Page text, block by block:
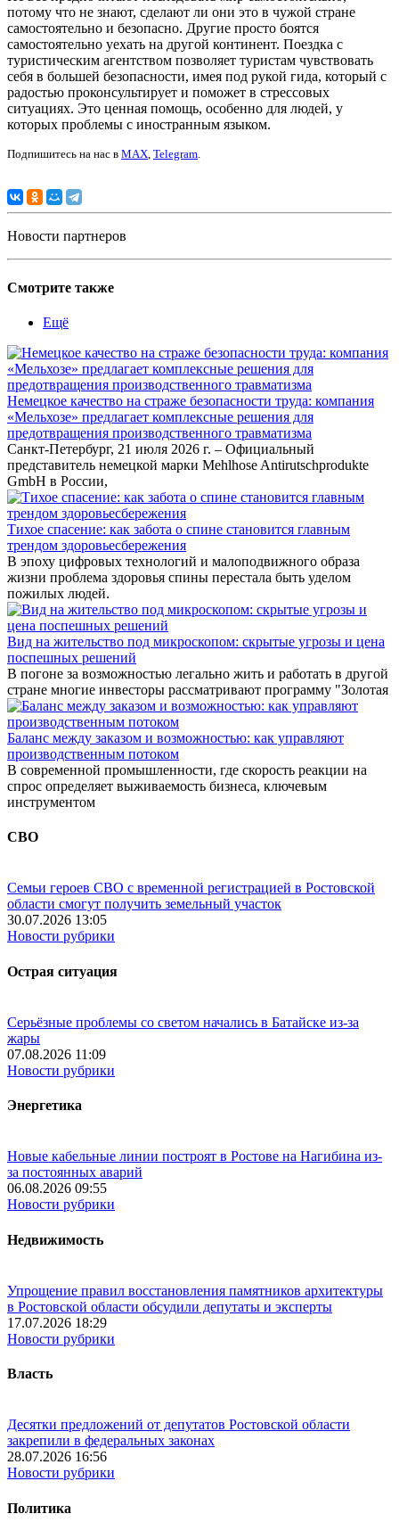
потому что не знают, сделают ли они это в чужой стране
самостоятельно и безопасно. Другие просто боятся
самостоятельно уехать на другой континент. Поездка с
туристическим агентством позволяет туристам чувствовать
себя в большей безопасности, имея под рукой гида, который с
радостью проконсультирует и поможет в стрессовых
ситуациях. Это ценная помощь, особенно для людей, у
которых проблемы с иностранным языком.
Подпишитесь на нас в MAX, Telegram.
Новости партнеров
Смотрите также
Ещё
Немецкое качество на страже безопасности труда: компания
«Мельхозе» предлагает комплексные решения для
предотвращения производственного травматизма
Санкт-Петербург, 21 июля 2026 г. – Официальный
представитель немецкой марки Mehlhose Antirutschprodukte
GmbH в России,
Тихое спасение: как забота о спине становится главным
трендом здоровьесбережения
В эпоху цифровых технологий и малоподвижного образа
жизни проблема здоровья спины перестала быть уделом
пожилых людей.
Вид на жительство под микроскопом: скрытые угрозы и цена
поспешных решений
В погоне за возможностью легально жить и работать в другой
стране многие инвесторы рассматривают программу "Золотая
Баланс между заказом и возможностью: как управляют
производственным потоком
В современной промышленности, где скорость реакции на
спрос определяет выживаемость бизнеса, ключевым
инструментом
СВО
Семьи героев СВО с временной регистрацией в Ростовской
области смогут получить земельный участок
30.07.2026 13:05
Новости рубрики
Острая ситуация
Серьёзные проблемы со светом начались в Батайске из-за
жары
07.08.2026 11:09
Новости рубрики
Энергетика
Новые кабельные линии построят в Ростове на Нагибина из-
за постоянных аварий
06.08.2026 09:55
Новости рубрики
Недвижимость
Упрощение правил восстановления памятников архитектуры
в Ростовской области обсудили депутаты и эксперты
17.07.2026 18:29
Новости рубрики
Власть
Десятки предложений от депутатов Ростовской области
закрепили в федеральных законах
28.07.2026 16:56
Новости рубрики
Политика